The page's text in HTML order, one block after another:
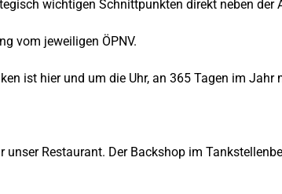
wichtigen Schnittpunkten direkt neben der
vom jeweiligen ÖPNV.
ist hier und um die Uhr, an 365 Tagen im Jahr
Restaurant. Der Backshop im